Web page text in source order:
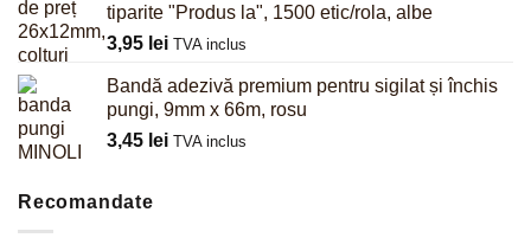
tiparite "Produs la", 1500 etic/rola, albe
3,95 lei TVA inclus
Bandă adezivă premium pentru sigilat și închis
pungi, 9mm x 66m, rosu
3,45 lei TVA inclus
Recomandate